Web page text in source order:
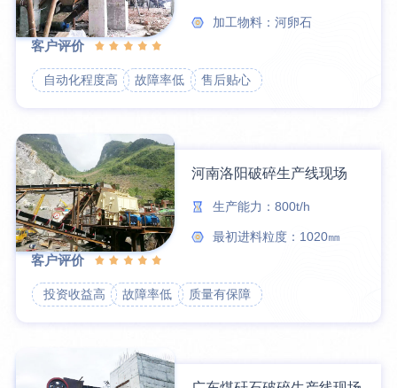
加工物料：河卵石
客户评价
自动化程度高 故障率低 售后贴心
河南洛阳破碎生产线现场
生产能力：800t/h
最初进料粒度：1020㎜
客户评价
投资收益高 故障率低 质量有保障